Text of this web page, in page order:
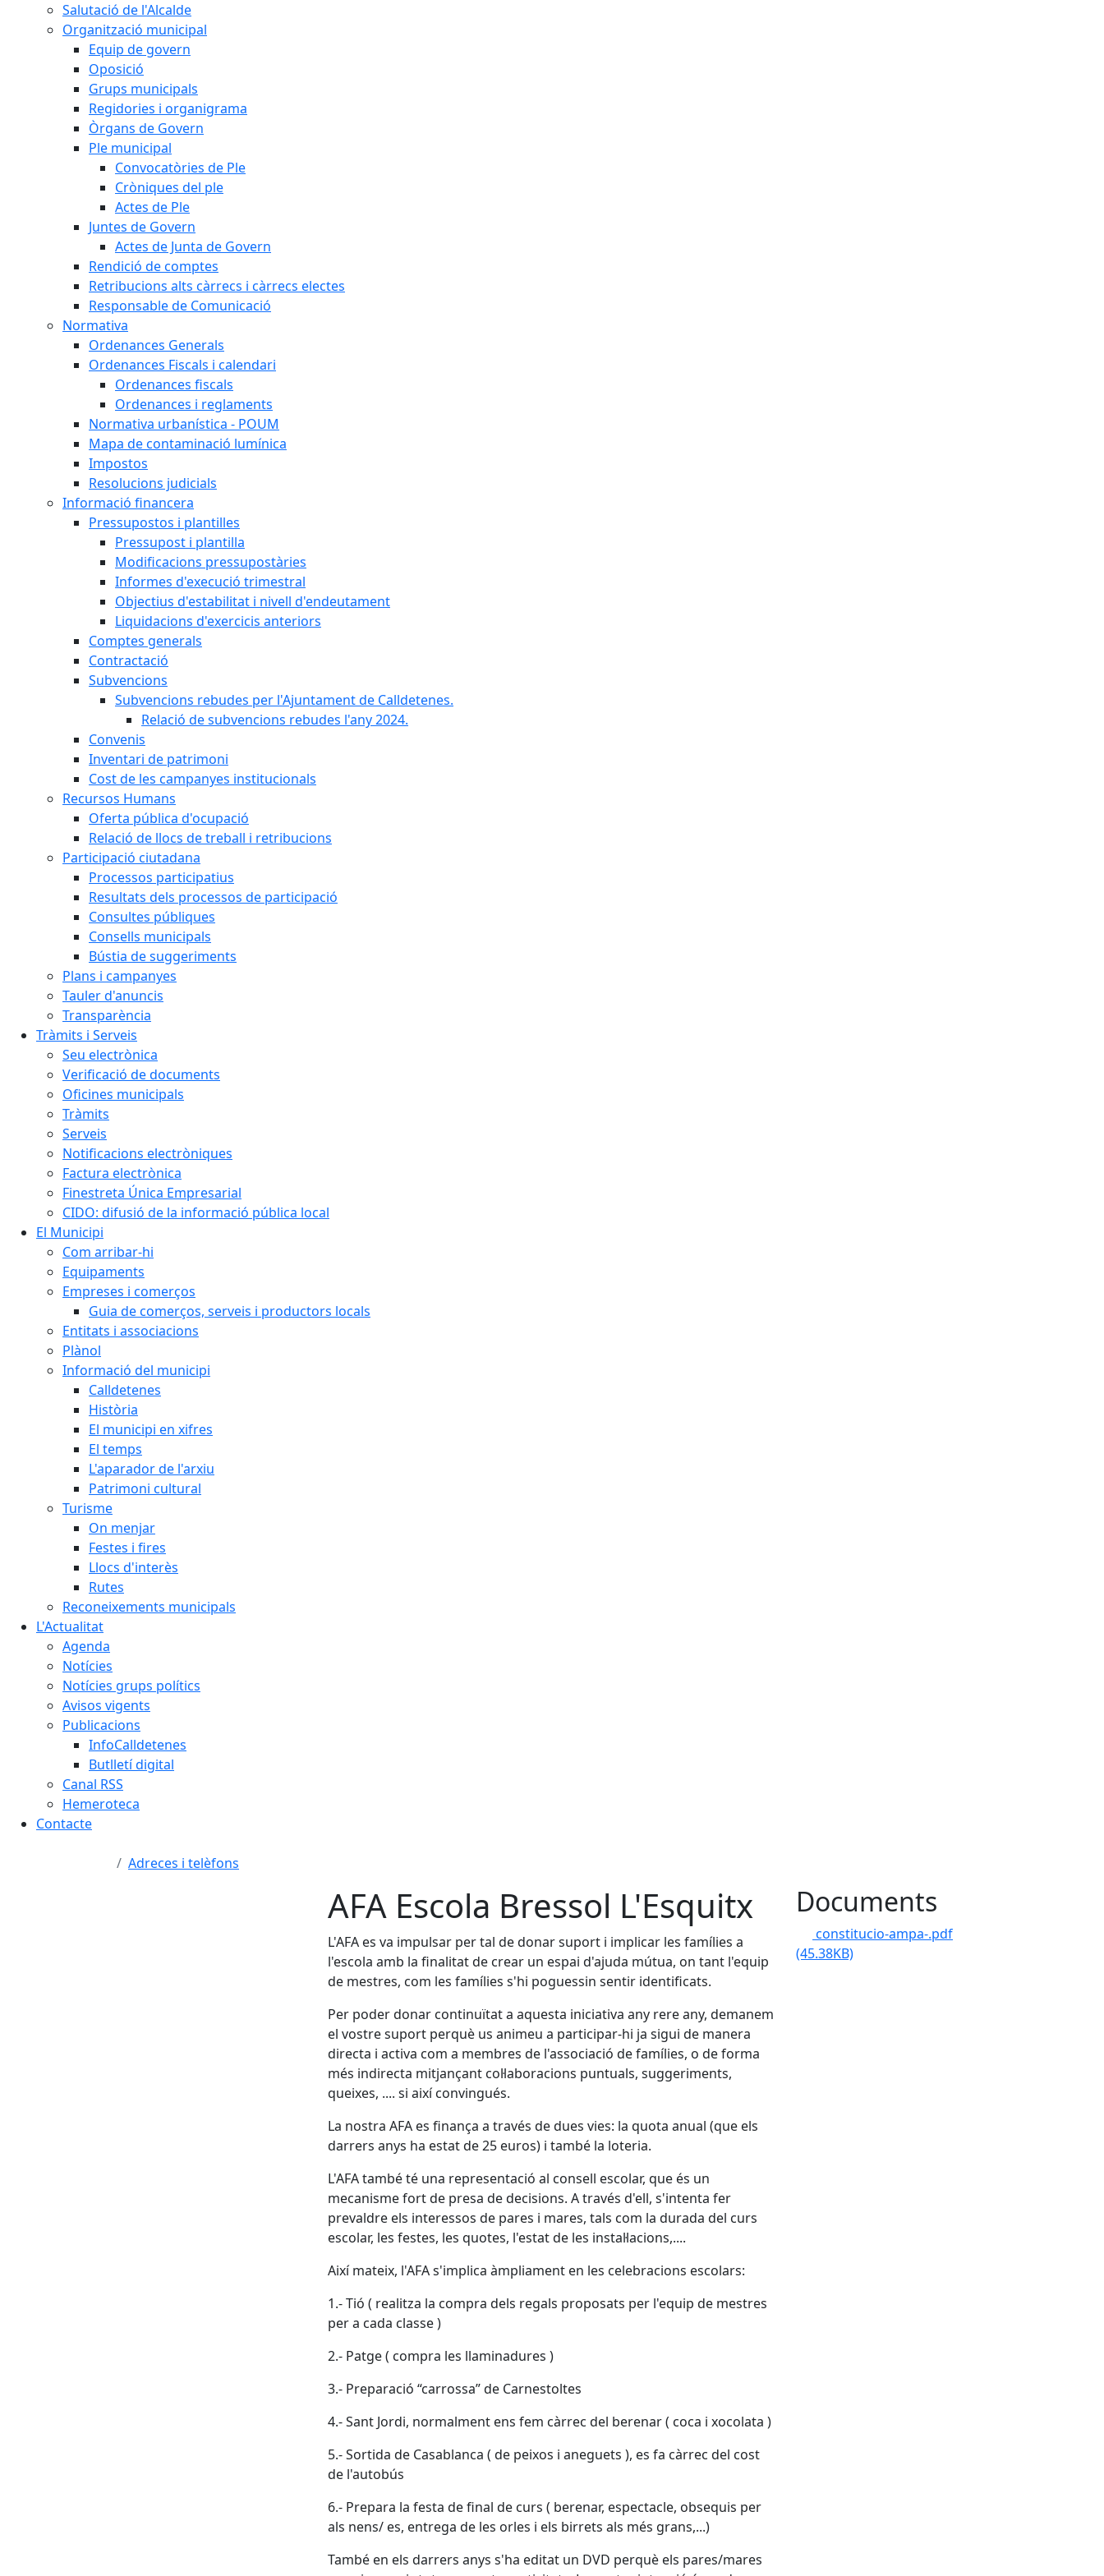
Salutació de l'Alcalde
Organització municipal
Equip de govern
Oposició
Grups municipals
Regidories i organigrama
Òrgans de Govern
Ple municipal
Convocatòries de Ple
Cròniques del ple
Actes de Ple
Juntes de Govern
Actes de Junta de Govern
Rendició de comptes
Retribucions alts càrrecs i càrrecs electes
Responsable de Comunicació
Normativa
Ordenances Generals
Ordenances Fiscals i calendari
Ordenances fiscals
Ordenances i reglaments
Normativa urbanística - POUM
Mapa de contaminació lumínica
Impostos
Resolucions judicials
Informació financera
Pressupostos i plantilles
Pressupost i plantilla
Modificacions pressupostàries
Informes d'execució trimestral
Objectius d'estabilitat i nivell d'endeutament
Liquidacions d'exercicis anteriors
Comptes generals
Contractació
Subvencions
Subvencions rebudes per l'Ajuntament de Calldetenes.
Relació de subvencions rebudes l'any 2024.
Convenis
Inventari de patrimoni
Cost de les campanyes institucionals
Recursos Humans
Oferta pública d'ocupació
Relació de llocs de treball i retribucions
Participació ciutadana
Processos participatius
Resultats dels processos de participació
Consultes públiques
Consells municipals
Bústia de suggeriments
Plans i campanyes
Tauler d'anuncis
Transparència
Tràmits i Serveis
Seu electrònica
Verificació de documents
Oficines municipals
Tràmits
Serveis
Notificacions electròniques
Factura electrònica
Finestreta Única Empresarial
CIDO: difusió de la informació pública local
El Municipi
Com arribar-hi
Equipaments
Empreses i comerços
Guia de comerços, serveis i productors locals
Entitats i associacions
Plànol
Informació del municipi
Calldetenes
Història
El municipi en xifres
El temps
L'aparador de l'arxiu
Patrimoni cultural
Turisme
On menjar
Festes i fires
Llocs d'interès
Rutes
Reconeixements municipals
L'Actualitat
Agenda
Notícies
Notícies grups polítics
Avisos vigents
Publicacions
InfoCalldetenes
Butlletí digital
Canal RSS
Hemeroteca
Contacte
Adreces i telèfons
AFA Escola Bressol L'Esquitx
L'AFA es va impulsar per tal de donar suport i implicar les famílies a
l'escola amb la finalitat de crear un espai d'ajuda mútua, on tant l'equip
de mestres, com les famílies s'hi poguessin sentir identificats.
Per poder donar continuïtat a aquesta iniciativa any rere any, demanem
el vostre suport perquè us animeu a participar-hi ja sigui de manera
directa i activa com a membres de l'associació de famílies, o de forma
més indirecta mitjançant col·laboracions puntuals, suggeriments,
queixes, .... si així convingués.
La nostra AFA es finança a través de dues vies: la quota anual (que els
darrers anys ha estat de 25 euros) i també la loteria.
L'AFA també té una representació al consell escolar, que és un
mecanisme fort de presa de decisions. A través d'ell, s'intenta fer
prevaldre els interessos de pares i mares, tals com la durada del curs
escolar, les festes, les quotes, l'estat de les instal·lacions,....
Així mateix, l'AFA s'implica àmpliament en les celebracions escolars:
1.- Tió ( realitza la compra dels regals proposats per l'equip de mestres
per a cada classe )
2.- Patge ( compra les llaminadures )
3.- Preparació “carrossa” de Carnestoltes
4.- Sant Jordi, normalment ens fem càrrec del berenar ( coca i xocolata )
5.- Sortida de Casablanca ( de peixos i aneguets ), es fa càrrec del cost
de l'autobús
6.- Prepara la festa de final de curs ( berenar, espectacle, obsequis per
als nens/ es, entrega de les orles i els birrets als més grans,...)
També en els darrers anys s'ha editat un DVD perquè els pares/mares
Documents
constitucio-ampa-.pdf
(45.38KB)